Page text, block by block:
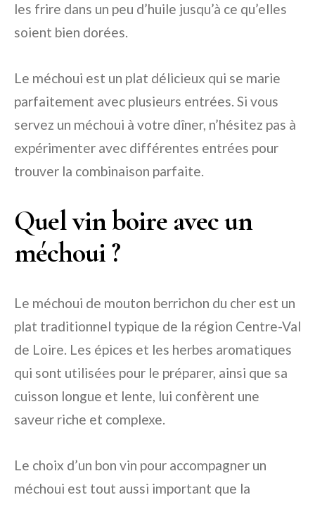
les frire dans un peu d’huile jusqu’à ce qu’elles
soient bien dorées.
Le méchoui est un plat délicieux qui se marie
parfaitement avec plusieurs entrées. Si vous
servez un méchoui à votre dîner, n’hésitez pas à
expérimenter avec différentes entrées pour
trouver la combinaison parfaite.
Quel vin boire avec un
méchoui ?
Le méchoui de mouton berrichon du cher est un
plat traditionnel typique de la région Centre-Val
de Loire. Les épices et les herbes aromatiques
qui sont utilisées pour le préparer, ainsi que sa
cuisson longue et lente, lui confèrent une
saveur riche et complexe.
Le choix d’un bon vin pour accompagner un
méchoui est tout aussi important que la